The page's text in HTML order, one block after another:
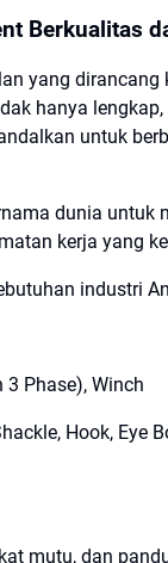
Berkualitas
yang dirancang
hanya
untuk
dunia untuk
kerja yang
industri
3 Phase), Winch
Hook, Eye
mutu, dan